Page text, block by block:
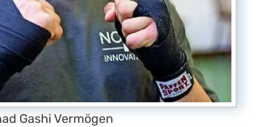
Gashi Vermögen